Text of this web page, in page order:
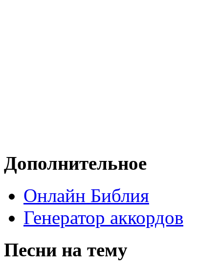
Дополнительное
Онлайн Библия
Генератор аккордов
Песни на тему